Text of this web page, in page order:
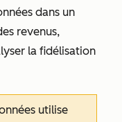
dans un
revenus,
la fidélisation
utilise